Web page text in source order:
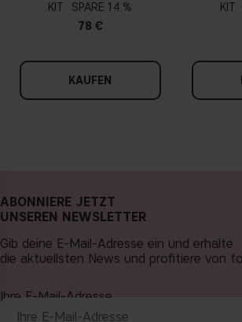
KIT
14 %
78 €
KAUFEN
KIT
ABONNIERE JETZT
UNSEREN NEWSLETTER
Gib deine E-Mail-Adresse ein und erhalte
die aktuellsten News und profitiere von
Ihre E-Mail-Adresse